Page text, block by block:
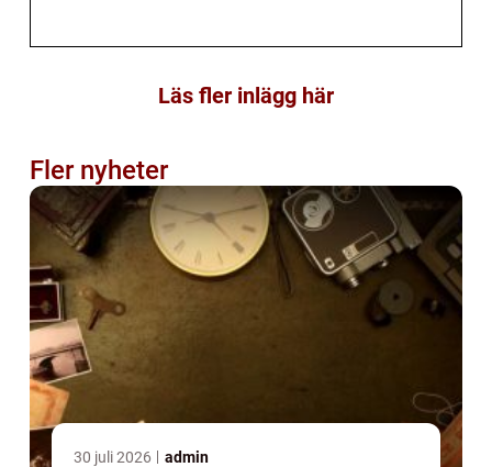
Läs fler inlägg här
Fler nyheter
30 juli 2026 admin